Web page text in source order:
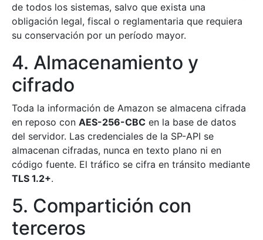
de todos los sistemas, salvo que exista una
obligación legal, fiscal o reglamentaria que requiera
su conservación por un período mayor.
4. Almacenamiento y
cifrado
Toda la información de Amazon se almacena cifrada
en reposo con AES-256-CBC en la base de datos
del servidor. Las credenciales de la SP-API se
almacenan cifradas, nunca en texto plano ni en
código fuente. El tráfico se cifra en tránsito mediante
TLS 1.2+.
5. Compartición con
terceros